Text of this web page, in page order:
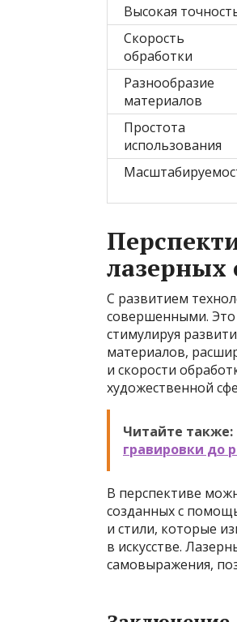
Высокая
Скорость
обработки
Разнообразие
материалов
Простота
использования
лазерных
С развитием
совершенными.
стимулируя
материалов,
и скорости
художественной
Читайте также:
гравировки до
В перспективе
созданных с
и стили, которые
в искусстве.
самовыражения,